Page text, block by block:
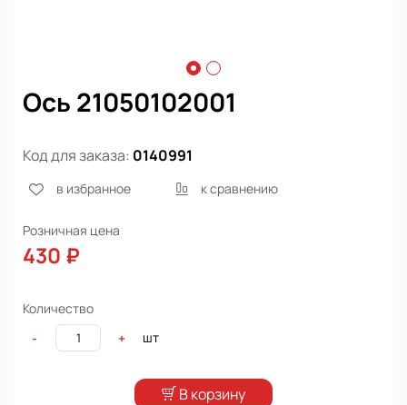
Ось 21050102001
Код для заказа: 0140991
в избранное к сравнению
Розничная цена
430 ₽
Количество
-
+ шт
В корзину